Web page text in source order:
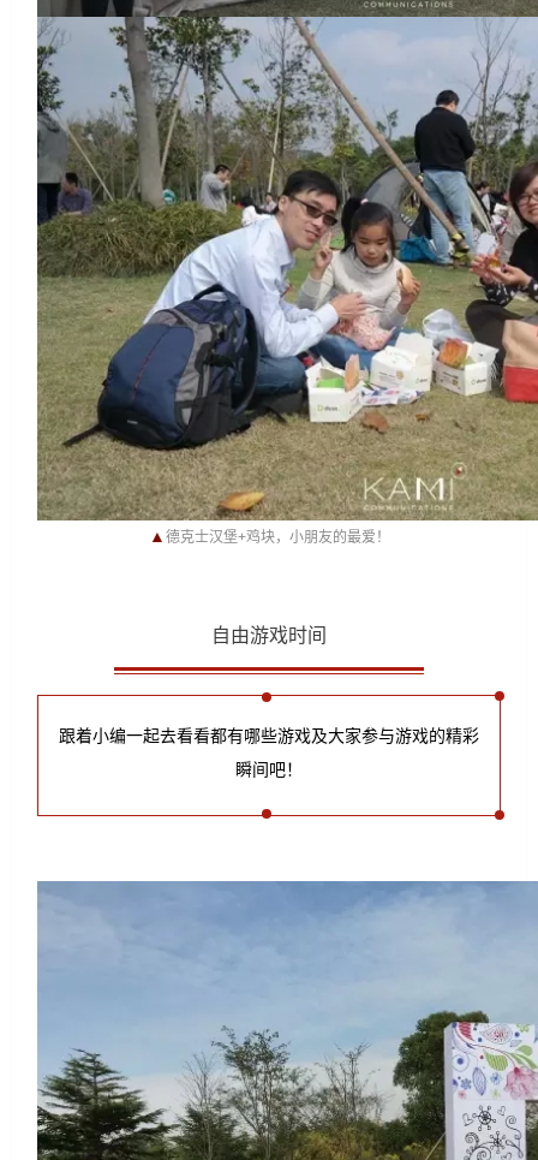
▲ 德克士汉堡+鸡块，小朋友的最爱！
自由游戏时间
跟着小编一起去看看都有哪些游戏及大家参与游戏的精彩
瞬间吧！